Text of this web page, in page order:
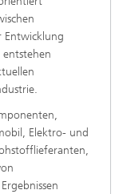
Entwicklung
entstehen
Elektro- und